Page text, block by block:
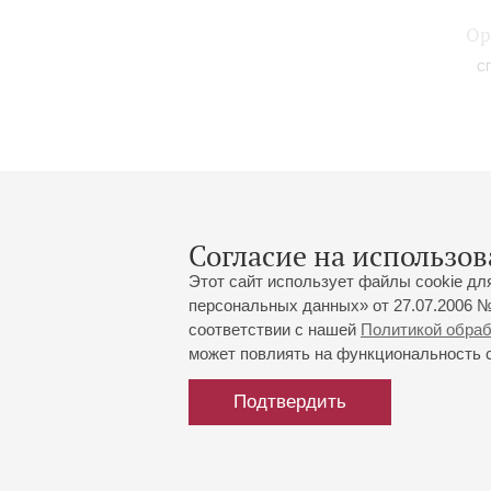
Согласие на
Этот сайт использует файлы cookie
персональных данных» от 27.07.2006
соответствии с нашей Политикой
может повлиять на функциональность
Подтвердить
Большой зал:
191186, Санкт-Петербург,
Малый зал:
191011, Санкт-Петербург,